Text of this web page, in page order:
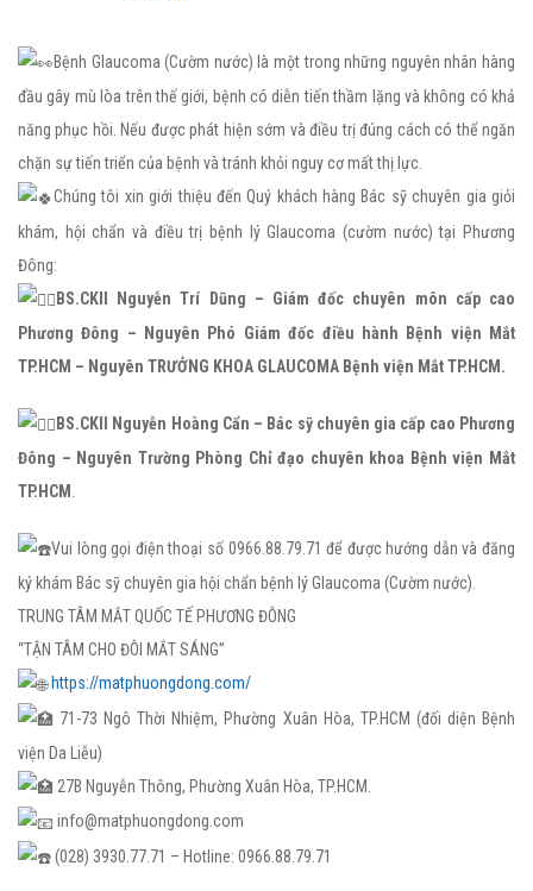
Bệnh Glaucoma (Cườm nước) là một trong những nguyên nhân hàng
đầu gây mù lòa trên thế giới, bệnh có diễn tiến thầm lặng và không có khả
năng phục hồi. Nếu được phát hiện sớm và điều trị đúng cách có thể ngăn
chặn sự tiến triển của bệnh và tránh khỏi nguy cơ mất thị lực.
Chúng tôi xin giới thiệu đến Quý khách hàng Bác sỹ chuyên gia giỏi
khám, hội chẩn và điều trị bệnh lý Glaucoma (cườm nước) tại Phương
Đông:
BS.CKII Nguyễn Trí Dũng – Giám đốc chuyên môn cấp cao
Phương Đông – Nguyên Phó Giám đốc điều hành Bệnh viện Mắt
TP.HCM – Nguyên TRƯỞNG KHOA GLAUCOMA Bệnh viện Mắt TP.HCM.
BS.CKII Nguyễn Hoàng Cẩn – Bác sỹ chuyên gia cấp cao Phương
Đông – Nguyên Trường Phòng Chỉ đạo chuyên khoa Bệnh viện Mắt
TP.HCM
Vui lòng gọi điện thoại số 0966.88.79.71 để được hướng dẫn và đăng
ký khám Bác sỹ chuyên gia hội chẩn bệnh lý Glaucoma (Cườm nước).
TRUNG TÂM MẮT QUỐC TẾ PHƯƠNG ĐÔNG
“TẬN TÂM CHO ĐÔI MẮT SÁNG”
https://matphuongdong.com/
71-73 Ngô Thời Nhiệm, Phường Xuân Hòa, TP.HCM (đối diện Bệnh
viện Da Liễu)
27B Nguyễn Thông, Phường Xuân Hòa, TP.HCM.
info@matphuongdong.com
(028) 3930.77.71 – Hotline: 0966.88.79.71